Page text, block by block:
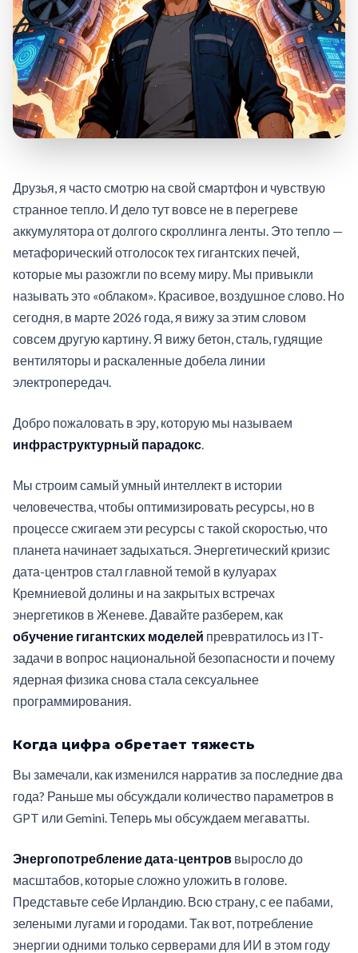
Друзья, я часто смотрю на свой смартфон и чувствую
странное тепло. И дело тут вовсе не в перегреве
аккумулятора от долгого скроллинга ленты. Это тепло —
метафорический отголосок тех гигантских печей,
которые мы разожгли по всему миру. Мы привыкли
называть это «облаком». Красивое, воздушное слово. Но
сегодня, в марте 2026 года, я вижу за этим словом
совсем другую картину. Я вижу бетон, сталь, гудящие
вентиляторы и раскаленные добела линии
электропередач.
Добро пожаловать в эру, которую мы называем
инфраструктурный парадокс.
Мы строим самый умный интеллект в истории
человечества, чтобы оптимизировать ресурсы, но в
процессе сжигаем эти ресурсы с такой скоростью, что
планета начинает задыхаться. Энергетический кризис
дата-центров стал главной темой в кулуарах
Кремниевой долины и на закрытых встречах
энергетиков в Женеве. Давайте разберем, как
обучение гигантских моделей превратилось из IT-
задачи в вопрос национальной безопасности и почему
ядерная физика снова стала сексуальнее
программирования.
Когда цифра обретает тяжесть
Вы замечали, как изменился нарратив за последние два
года? Раньше мы обсуждали количество параметров в
GPT или Gemini. Теперь мы обсуждаем мегаватты.
Энергопотребление дата-центров выросло до
масштабов, которые сложно уложить в голове.
Представьте себе Ирландию. Всю страну, с ее пабами,
зелеными лугами и городами. Так вот, потребление
энергии одними только серверами для ИИ в этом году